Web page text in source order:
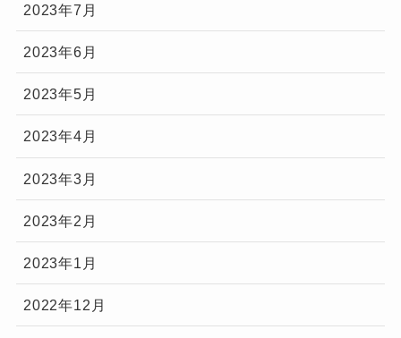
2023年7月
2023年6月
2023年5月
2023年4月
2023年3月
2023年2月
2023年1月
2022年12月